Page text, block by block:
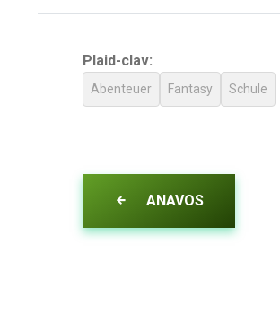
Plaid-clav:
Abenteuer Fantasy Schule
ANAVOS